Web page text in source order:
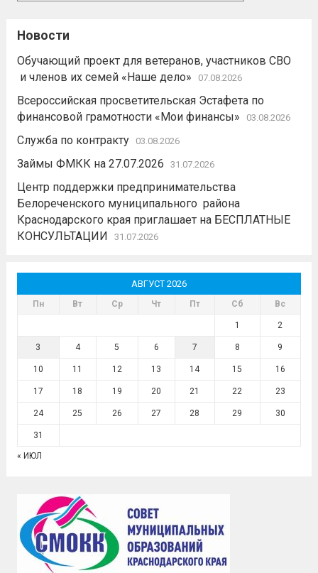
Новости
Обучающий проект для ветеранов, участников СВО
и членов их семей «Наше дело»
07.08.2026
Всероссийская просветительская Эстафета по
финансовой грамотности «Мои финансы»
03.08.2026
Служба по контракту 03.08.2026
Займы ФМКК на 27.07.2026 31.07.2026
Центр поддержки предпринимательства
Белореченского муниципального района
Краснодарского края приглашает на БЕСПЛАТНЫЕ
КОНСУЛЬТАЦИИ
31.07.2026
АВГУСТ 2026
Пн Вт Ср Чт Пт Сб Вс
1 2
3 4 5 6 7 8 9
10 11 12 13 14 15 16
17 18 19 20 21 22 23
24 25 26 27 28 29 30
31
« ИЮЛ